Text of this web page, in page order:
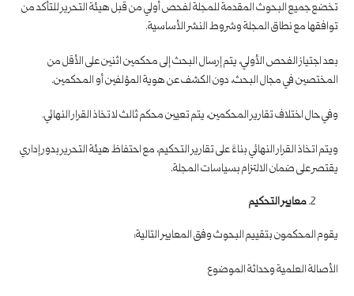
تخضع جميع البحوث المقدمة للمجلة لفحص أولي من قبل هيئة التحرير للتأكد من
توافقها مع نطاق المجلة وشروط النشر الأساسية.
بعد اجتياز الفحص الأولي، يتم إرسال البحث إلى محكمين اثنين على الأقل من
المختصين في مجال البحث، دون الكشف عن هوية المؤلفين أو المحكمين.
وفي حال اختلاف تقارير المحكمين، يتم تعيين محكم ثالث لاتخاذ القرار النهائي.
ويتم اتخاذ القرار النهائي بناءً على تقارير التحكيم، مع احتفاظ هيئة التحرير بدور إداري
يقتصر على ضمان الالتزام بسياسات المجلة.
معايير التحكيم
يقوم المحكمون بتقييم البحوث وفق المعايير التالية:
الأصالة العلمية وحداثة الموضوع